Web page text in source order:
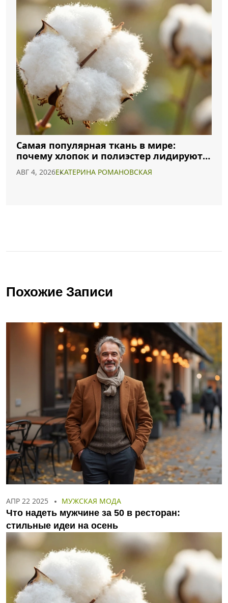
Самая популярная ткань в мире:
почему хлопок и полиэстер лидируют в
2026 году
АВГ 4, 2026ЕКАТЕРИНА РОМАНОВСКАЯ
Похожие Записи
АПР 22 2025 МУЖСКАЯ МОДА
Что надеть мужчине за 50 в ресторан:
стильные идеи на осень